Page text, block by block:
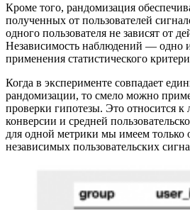
Кроме того, рандомизация
полученных от пользователей
одного пользователя не зависят от
Независимость наблюдений — одно
применения статистического
Когда в эксперименте совпадает
рандомизации, то смело можно
проверки гипотезы. Это относится к
конверсии и средней
для одной метрики мы имеем только
независимых пользовательских